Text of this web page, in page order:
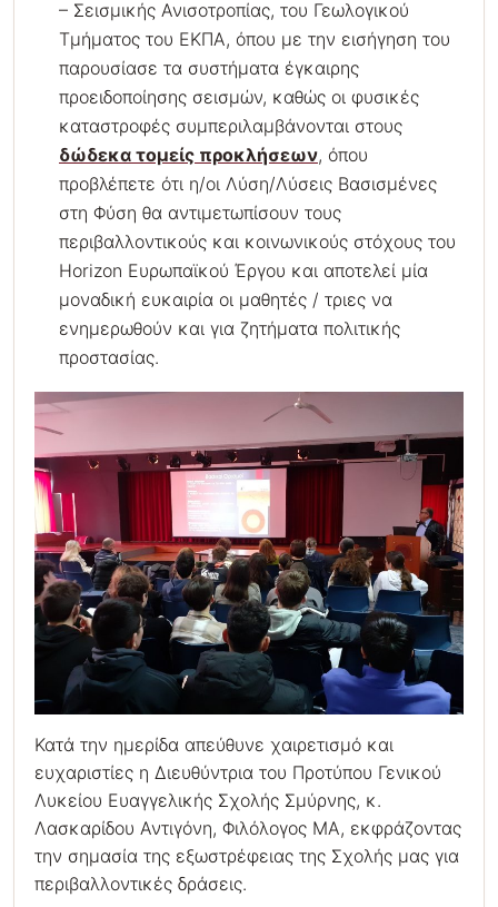
– Σεισμικής Ανισοτροπίας, του Γεωλογικού
Τμήματος του ΕΚΠΑ, όπου με την εισήγηση του
παρουσίασε τα συστήματα έγκαιρης
προειδοποίησης σεισμών, καθώς οι φυσικές
καταστροφές συμπεριλαμβάνονται στους
δώδεκα τομείς προκλήσεων, όπου
προβλέπετε ότι η/οι Λύση/Λύσεις Βασισμένες
στη Φύση θα αντιμετωπίσουν τους
περιβαλλοντικούς και κοινωνικούς στόχους του
Horizon Ευρωπαϊκού Έργου και αποτελεί μία
μοναδική ευκαιρία οι μαθητές / τριες να
ενημερωθούν και για ζητήματα πολιτικής
προστασίας.
Κατά την ημερίδα απεύθυνε χαιρετισμό και
ευχαριστίες η Διευθύντρια του Προτύπου Γενικού
Λυκείου Ευαγγελικής Σχολής Σμύρνης, κ.
Λασκαρίδου Αντιγόνη, Φιλόλογος ΜΑ, εκφράζοντας
την σημασία της εξωστρέφειας της Σχολής μας για
περιβαλλοντικές δράσεις.